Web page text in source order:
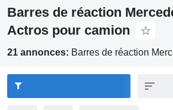
Barres de réaction
Actros pour camion
21 annonces: Barres de réaction